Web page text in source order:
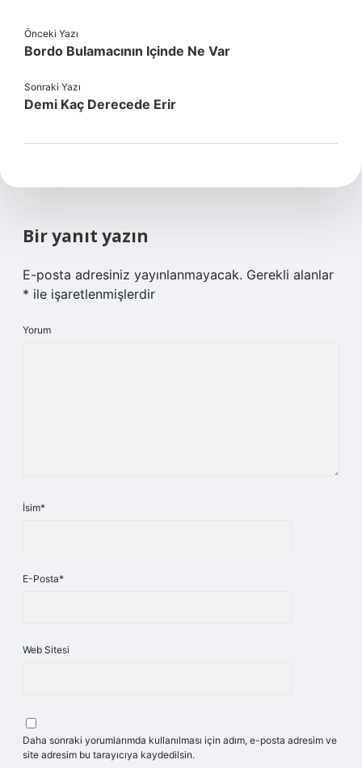
Önceki Yazı
Bordo Bulamacının Içinde Ne Var
Sonraki Yazı
Demi Kaç Derecede Erir
Bir yanıt yazın
E-posta adresiniz yayınlanmayacak. Gerekli alanlar
* ile işaretlenmişlerdir
Yorum
İsim*
E-Posta*
Web Sitesi
Daha sonraki yorumlarımda kullanılması için adım, e-posta adresim ve
site adresim bu tarayıcıya kaydedilsin.